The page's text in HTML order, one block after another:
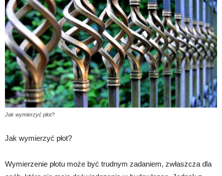
Jak wymierzyć płot?
Jak wymierzyć płot?
Wymierzenie płotu może być trudnym zadaniem, zwłaszcza dla